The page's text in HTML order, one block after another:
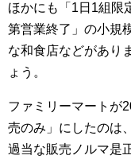
ほかにも「1日1組限
第営業終了」の小規
な和食店などがあり
ょう。
ファミリーマートが
売のみ」にしたのは
過当な販売ノルマ是